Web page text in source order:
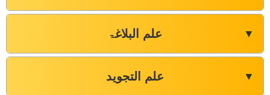
علم البلاغۃ ▼
علم التجوید ▼